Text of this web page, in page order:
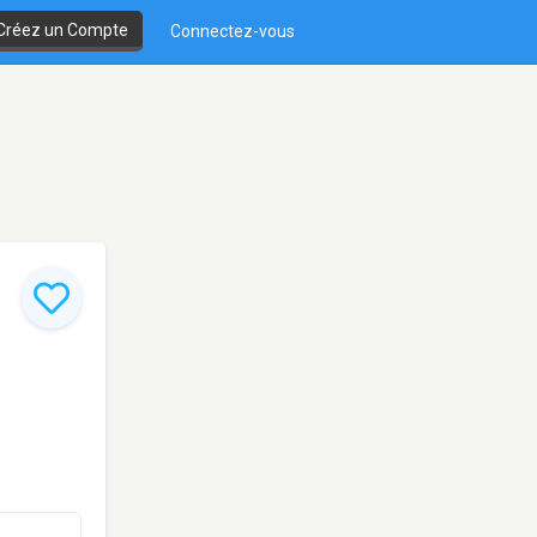
un Compte Connectez-vous